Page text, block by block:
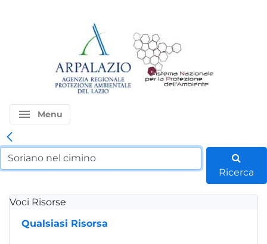
menu Menu
Ricerca
Voci Risorse
Qualsiasi Risorsa